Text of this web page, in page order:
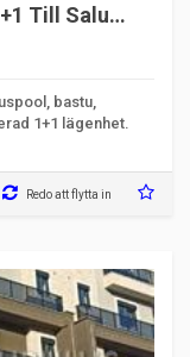
Till Salu
bastu,
1+1 lägenhet.
Redo att flytta in